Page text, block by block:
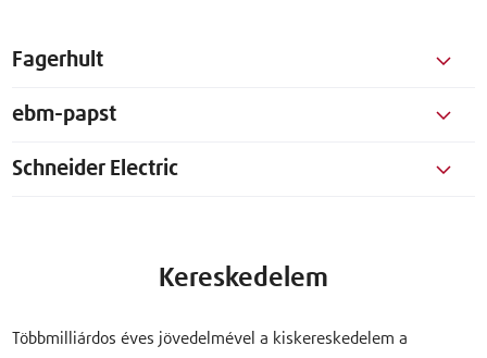
Fagerhult
ebm-papst
Schneider Electric
Kereskedelem
Többmilliárdos éves jövedelmével a kiskereskedelem a